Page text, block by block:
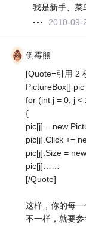
我是新手、菜
2010-09-
倒霉熊
[Quote=引用 2
PictureBox[]
for (int j = 0; j <
{
pic[j] = new
pic[j].Click +=
pic[j].Size =
pic[j]……
[/Quote]
这样，你的每
不一样，就要参